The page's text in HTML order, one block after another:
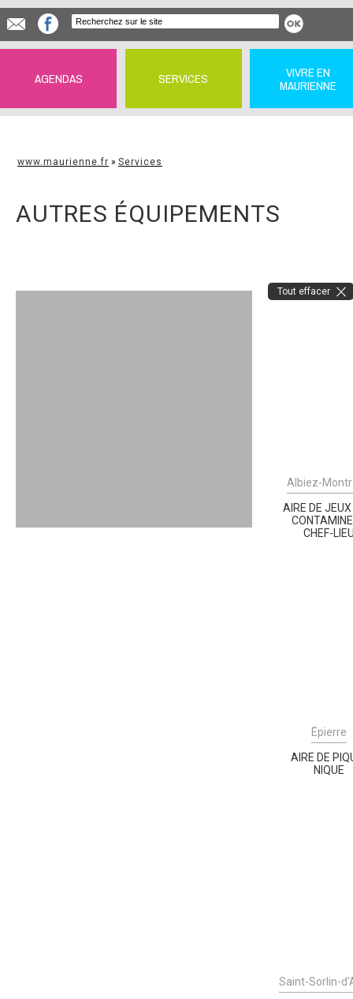
AGENDAS SERVICES
VIVRE EN
MAURIENNE
www.maurienne.fr » Services
AUTRES ÉQUIPEMENTS
Tout effacer
Albiez-
AIRE DE
CHEF-
Épierre
AIRE DE
NIQUE
Saint-Sorlin-